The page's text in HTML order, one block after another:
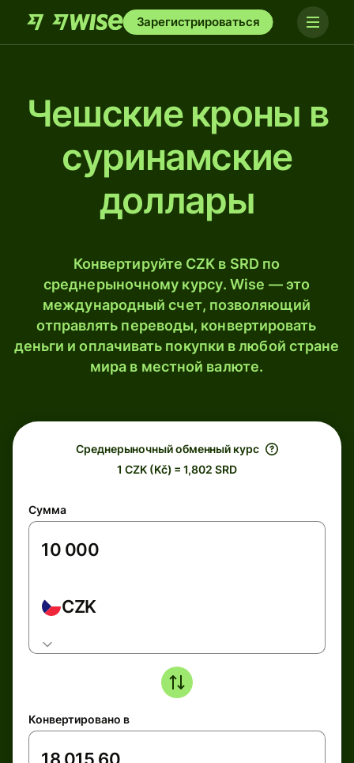
Зарегистрироваться
Чешские кроны в
суринамские
доллары
Конвертируйте CZK в SRD по
среднерыночному курсу. Wise — это
международный счет, позволяющий
отправлять переводы, конвертировать
деньги и оплачивать покупки в любой стране
мира в местной валюте.
Среднерыночный обменный курс
1 CZK (Kč) = 1,802 SRD
Сумма
CZK
Конвертировано в